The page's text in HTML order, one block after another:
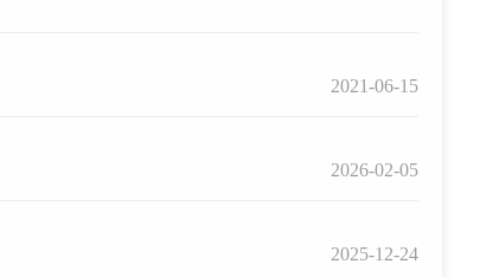
2021-06-15
2026-02-05
2025-12-24